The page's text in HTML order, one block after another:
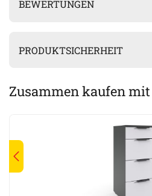
BEWERTUNGEN
PRODUKTSICHERHEIT
Zusammen kaufen mit